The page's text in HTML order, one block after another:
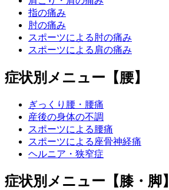
指の痛み
肘の痛み
スポーツによる肘の痛み
スポーツによる肩の痛み
症状別メニュー【腰】
ぎっくり腰・腰痛
産後の身体の不調
スポーツによる腰痛
スポーツによる座骨神経痛
ヘルニア・狭窄症
症状別メニュー【膝・脚】